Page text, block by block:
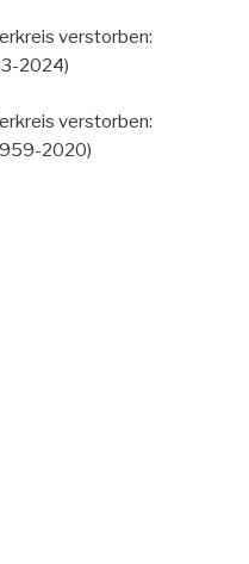
verstorben:
2024)
verstorben:
2020)